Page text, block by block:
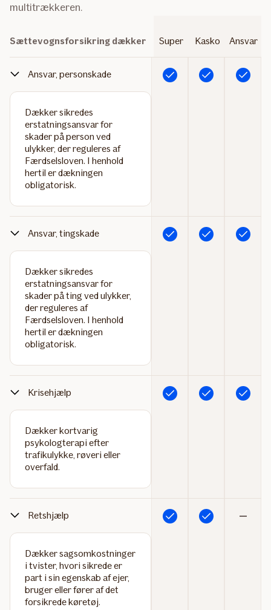
multitrækkeren.
Sættevognsforsikring dækker Super Kasko Ansvar
Ansvar, personskade
Dækker sikredes
erstatningsansvar for
skader på person ved
ulykker, der reguleres af
Færdselsloven. I henhold
hertil er dækningen
obligatorisk.
Inkluderet Inkluderet Inkluderet
Ansvar, tingskade
Dækker sikredes
erstatningsansvar for
skader på ting ved ulykker,
der reguleres af
Færdselsloven. I henhold
hertil er dækningen
obligatorisk.
Inkluderet Inkluderet Inkluderet
Krisehjælp
Dækker kortvarig
psykologterapi efter
trafikulykke, røveri eller
overfald.
Inkluderet Inkluderet Inkluderet
Retshjælp
Dækker sagsomkostninger
i tvister, hvori sikrede er
part i sin egenskab af ejer,
bruger eller fører af det
forsikrede køretøj.
Inkluderet
Inkluderet